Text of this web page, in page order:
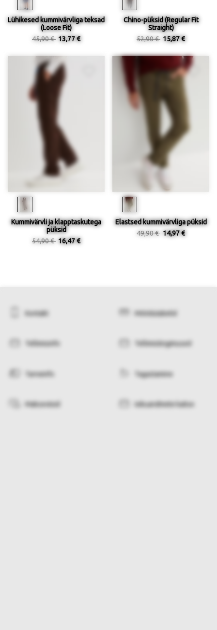
Lühikesed kummivärvliga teksad
(Loose Fit)
45,90 € 13,77 €
Chino-püksid (Regular Fit
Straight)
52,90 € 15,87 €
Kummivärvli ja klapptaskutega
püksid
54,90 € 16,47 €
Elastsed kummivärvliga püksid
49,90 € 14,97 €
Kontakt Mõõdutabelid
Tellimisinfo Tellimistingimused
Tarneinfo Tagastamine
Makseviisid Isikuandmete kaitse